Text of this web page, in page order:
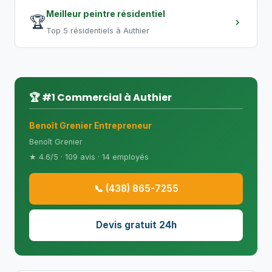
🏆Meilleur peintre résidentiel
Top 5 résidentiels à Authier
🏆 #1 Commercial à Authier
Benoît Grenier Entrepreneur
Benoît Grenier
★ 4.6/5 · 109 avis · 14 employés
📞 (438) 865-7255
Devis gratuit 24h